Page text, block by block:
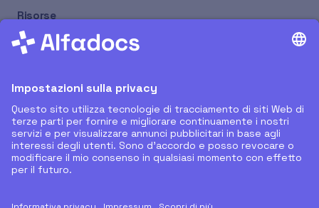
Risorse
Nuovi Rilasci
Supporto Remoto
Blog
Prenota Online
Azienda
Chi Siamo
Partner